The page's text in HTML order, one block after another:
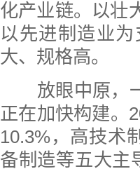
化产业链。以壮
以先进制造业
大、规格高。
放眼中原，一
正在加快构建。
10.3%，高技术
备制造等五大主